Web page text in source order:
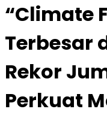
“Climate
Terbesar
Rekor
Perkuat